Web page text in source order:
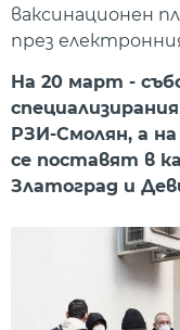
ваксинационен
през
На 20 март -
РЗИ-Смолян, а
се поставят в
Златоград и